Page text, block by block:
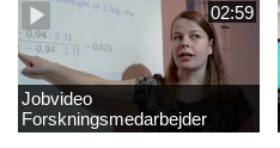
02:59
Jobvideo
Forskningsmedarbejder